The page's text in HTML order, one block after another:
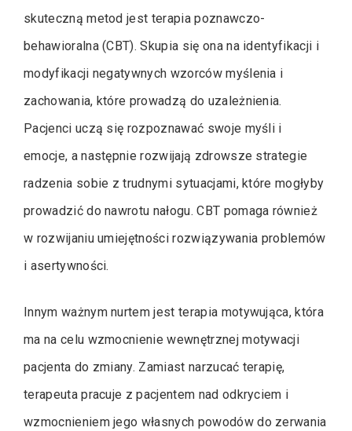
skuteczną metod jest terapia poznawczo-
behawioralna (CBT). Skupia się ona na identyfikacji i
modyfikacji negatywnych wzorców myślenia i
zachowania, które prowadzą do uzależnienia.
Pacjenci uczą się rozpoznawać swoje myśli i
emocje, a następnie rozwijają zdrowsze strategie
radzenia sobie z trudnymi sytuacjami, które mogłyby
prowadzić do nawrotu nałogu. CBT pomaga również
w rozwijaniu umiejętności rozwiązywania problemów
i asertywności.
Innym ważnym nurtem jest terapia motywująca, która
ma na celu wzmocnienie wewnętrznej motywacji
pacjenta do zmiany. Zamiast narzucać terapię,
terapeuta pracuje z pacjentem nad odkryciem i
wzmocnieniem jego własnych powodów do zerwania